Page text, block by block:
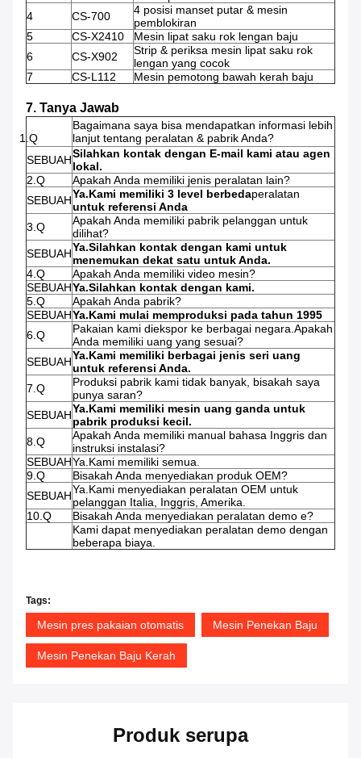
4
CS-700
4 posisi manset putar & mesin
pemblokiran
5
CS-X2410
Mesin lipat saku rok lengan baju
6
CS-X902
Strip & periksa mesin lipat saku rok
lengan yang cocok
7
CS-L112 Mesin pemotong bawah kerah baju
7. Tanya Jawab
1.Q
Bagaimana saya bisa mendapatkan informasi lebih
lanjut tentang peralatan & pabrik Anda?
SEBUAHSilahkan kontak dengan E-mail kami atau agen
lokal.
2.Q
Apakah Anda memiliki jenis peralatan lain?
SEBUAHYa.Kami memiliki 3 level berbedaperalatan
untuk referensi Anda
3.Q
Apakah Anda memiliki pabrik pelanggan untuk
dilihat?
SEBUAHYa.Silahkan kontak dengan kami untuk
menemukan dekat satu untuk Anda.
4.Q
Apakah Anda memiliki video mesin?
SEBUAHYa.Silahkan kontak dengan kami.
5.Q
Apakah Anda pabrik?
SEBUAHYa.Kami mulai memproduksi pada tahun 1995
6.Q
Pakaian kami diekspor ke berbagai negara.Apakah
Anda memiliki uang yang sesuai?
SEBUAHYa.Kami memiliki berbagai jenis seri uang
untuk referensi Anda.
7.Q
Produksi pabrik kami tidak banyak, bisakah saya
punya saran?
SEBUAHYa.Kami memiliki mesin uang ganda untuk
pabrik produksi kecil.
8.Q
Apakah Anda memiliki manual bahasa Inggris dan
instruksi instalasi?
SEBUAHYa.Kami memiliki semua.
9.Q
Bisakah Anda menyediakan produk OEM?
SEBUAHYa.Kami menyediakan peralatan OEM untuk
pelanggan Italia, Inggris, Amerika.
10.Q
Bisakah Anda menyediakan peralatan demo e?
Kami dapat menyediakan peralatan demo dengan
beberapa biaya.
Tags:
Mesin pres pakaian otomatis Mesin Penekan Baju
Mesin Penekan Baju Kerah
Produk serupa